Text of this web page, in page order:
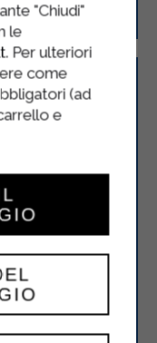
"Chiudi"
le
Per ulteriori
come
(ad
e